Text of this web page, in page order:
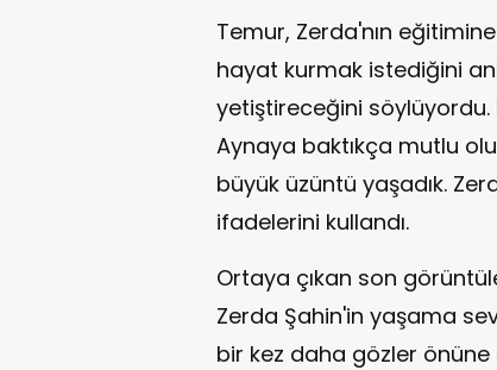
Temur, Zerda'nın
hayat kurmak istediğini
yetiştireceğini söylüyordu.
Aynaya baktıkça mutlu
büyük üzüntü yaşadık.
ifadelerini kullandı.
Ortaya çıkan son
Zerda Şahin'in yaşama
bir kez daha gözler önüne